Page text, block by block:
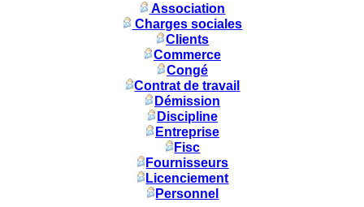
Association
Charges sociales
Clients
Commerce
Congé
Contrat de travail
Démission
Discipline
Entreprise
Fisc
Fournisseurs
Licenciement
Personnel